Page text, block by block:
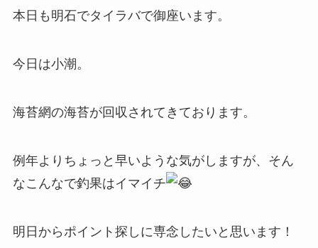
本日も明石でタイラバで御座います。
今日は小潮。
海苔網の海苔が回収されてきております。
例年よりちょっと早いような気がしますが、そん
なこんなで釣果はイマイチ
明日からポイント探しに専念したいと思います！